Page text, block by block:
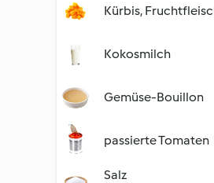
Kürbis,
Kokosmilch
Gemüse-Bouillon
passierte Tomaten
Salz